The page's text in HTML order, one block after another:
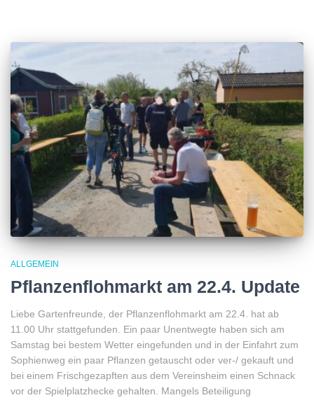
ALLGEMEIN
Pflanzenflohmarkt am 22.4. Update
Liebe Gartenfreunde, der Pflanzenflohmarkt am 22.4. hat ab
11.00 Uhr stattgefunden. Ein paar Unentwegte haben sich am
Samstag bei bestem Wetter eingefunden und in der Einfahrt zum
Sophienweg ein paar Pflanzen getauscht oder ver-/ gekauft und
bei einem Frischgezapften aus dem Vereinsheim einen Schnack
vor der Spielplatzhecke gehalten. Mangels Beteiligung